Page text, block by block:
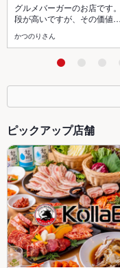
グルメバーガーのお店です
段が高いですが、その価値…
かつのりさん
ピックアップ店舗